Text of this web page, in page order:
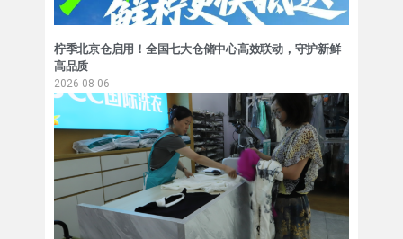
柠季北京仓启用！全国七大仓储中心高效联动，守护新鲜
高品质
2026-08-06